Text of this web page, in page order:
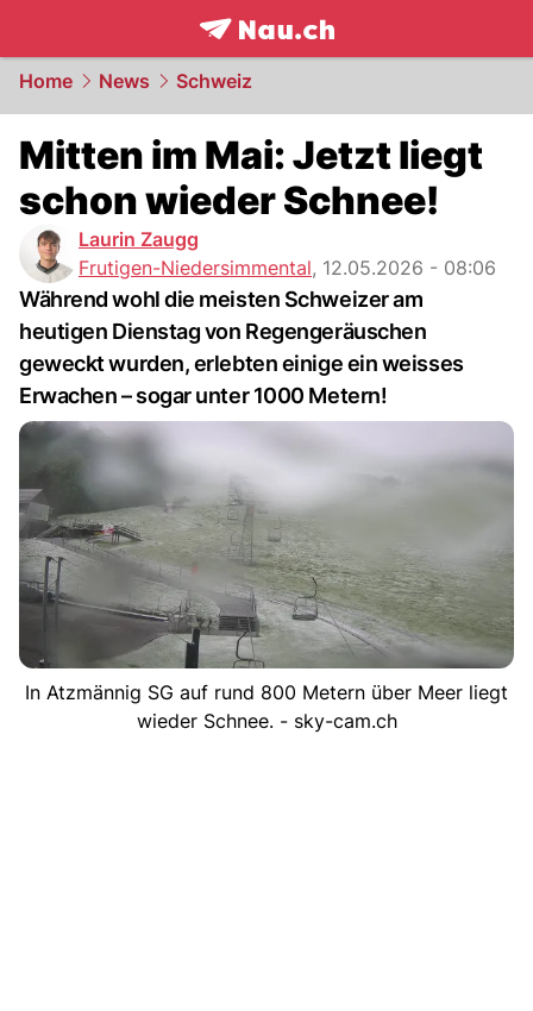
frontpage.NAU.ch
Home News Schweiz
Mitten im Mai: Jetzt liegt
schon wieder Schnee!
Laurin Zaugg
Frutigen-Niedersimmental, 12.05.2026 - 08:06
Während wohl die meisten Schweizer am
heutigen Dienstag von Regengeräuschen
geweckt wurden, erlebten einige ein weisses
Erwachen – sogar unter 1000 Metern!
In Atzmännig SG auf rund 800 Metern über Meer liegt
wieder Schnee. - sky-cam.ch